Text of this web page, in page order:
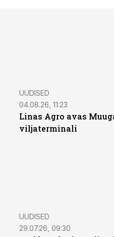
UUDISED
04.08.26, 11:23
Linas Agro avas
viljaterminali
UUDISED
29.07.26, 09:30